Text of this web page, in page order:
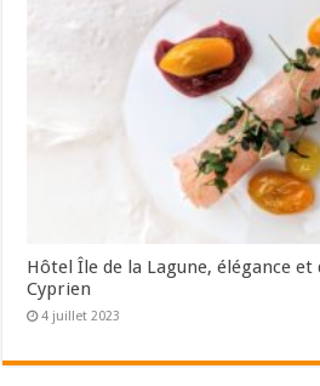
Hôtel Île de la Lagune, élégance
Cyprien
4 juillet 2023